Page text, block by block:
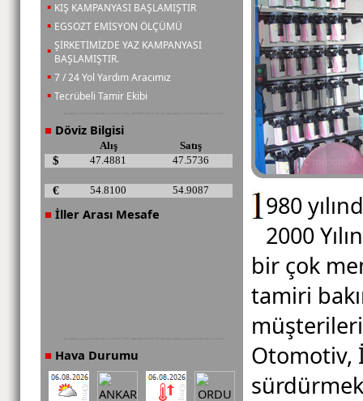
▪ KIŞ KAMPANYASI BAŞLAMIŞTIR
▪ EGSOZT EMİSYON ÖLÇÜMÜ
▪ ŞİRKETİMİZDE YAZ KAMPANYASI
BAŞLAMIŞTIR.
▪ 7 / 24 Yol Yardım Aracımız
▪ Tecrübeli Tamir Ekibi
■ Döviz Bilgisi
Alış Satış
$ 47.4881 47.5736
€ 54.8100 54.9087
■ İller Arası Mesafe
■ Hava Durumu
980
2000
bir çok
tamiri
Otomotiv,